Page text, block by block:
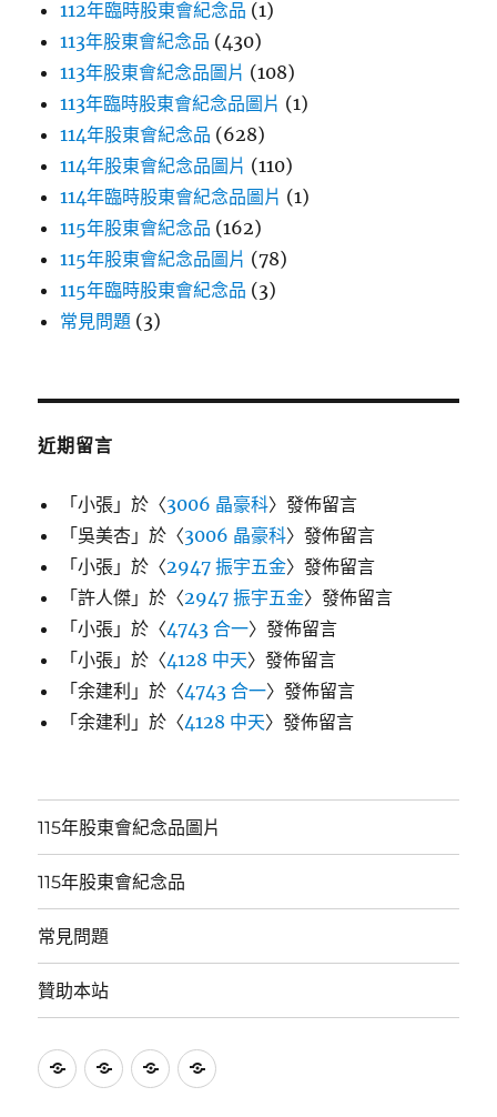
112年臨時股東會紀念品 (1)
113年股東會紀念品 (430)
113年股東會紀念品圖片 (108)
113年臨時股東會紀念品圖片 (1)
114年股東會紀念品 (628)
114年股東會紀念品圖片 (110)
114年臨時股東會紀念品圖片 (1)
115年股東會紀念品 (162)
115年股東會紀念品圖片 (78)
115年臨時股東會紀念品 (3)
常見問題 (3)
近期留言
「小張 」於〈3006 晶豪科〉發佈留言
「吳美杏 」於〈3006 晶豪科〉發佈留言
「小張 」於〈2947 振宇五金〉發佈留言
「許人傑 」於〈2947 振宇五金〉發佈留言
「小張 」於〈4743 合一〉發佈留言
「小張 」於〈4128 中天〉發佈留言
「余建利 」於〈4743 合一〉發佈留言
「余建利 」於〈4128 中天〉發佈留言
115年股東會紀念品圖片
115年股東會紀念品
常見問題
贊助本站
115
115
常
贊